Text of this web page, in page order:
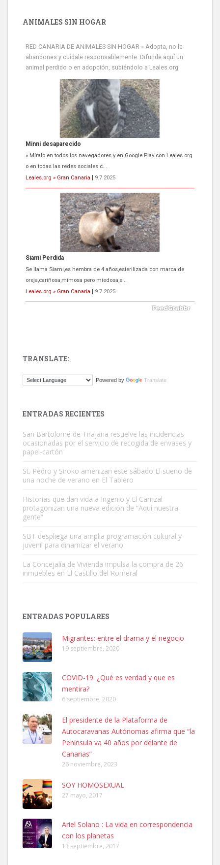
ANIMALES SIN HOGAR
RED CANARIA DE ANIMALES SIN HOGAR » Adopta, no le
abandones y cuídale responsablemente. Difunde aquí un
animal perdido o en adopción, subiéndolo a Leales.org
Minni desaparecido
» Míralo en todos los navegadores y en Google Play con Leales.org
o en todas las redes sociales c...
Leales.org » Gran Canaria
9.7.2025
Siami Perdida
Se llama Siami,es hembra de 4 años,esterilizada con marca de
oreja,cariñosa,mimosa pero miedosa,e...
Leales.org » Gran Canaria
9.7.2025
El ayuntamiento se va a llevar a Los Gatos callejeros de la zona los
Este gato macho ha aparecido en la calle hace menos de un mes,
es muy manso y extremadamente cari...
Leales.org » Gran Canaria
Leales.org » Gran Canaria
SHIBA PERDIDO AVDA JOSE MESA Y LOPEZ
PERRO MACHO RAZA SHIBA CON MICROCHIP PERDIDO HOY
06/07/2025 ZONA MESA Y LOPEZ. ES MUY ASUSTADIZO
Leales.org » Gran Canaria
6.7.2025
Ninfa perdida
El día 5 se los perdió una ninfa papillera, asustada tiene miedo a la
calle, se perdió por la zon...
TRANSLATE:
Powered by Translate
ENTRADAS RECIENTES
San Bartolomé de Tirajana resuelve las incidencias
ocasionadas por el servicio de recogida de envases y
papel-cartón
St. Pedro y Siroko amenizan este sábado El sueño de
una noche de verano en El Tablero
Historias que dan vida a Ingenio y El Carrizal
protagonizan una nueva edición de “Aquí nuestra
gente”
SBT despliega una amplia programación cultural y
juvenil para dinamizar el verano
La Concejalía de Vivienda impulsa la compra de 26
inmuebles en El Castillo del Romeral
ENTRADAS POPULARES
Migrantes: entre el drama y el negocio
19 septiembre, 2020
COVID-19: ¿Qué es verdad y que es
mentira?
6 septiembre, 2020
El presidente de la Plataforma de
Autocaravanas Autónomas afirma que “la
Península va 40 años por delante de
Canarias”
26 noviembre, 2023
SOY HOMOSEXUAL
27 mayo, 2017
Ariel Solano : La vida en correspondencia
con los planetas
13 septiembre, 2017